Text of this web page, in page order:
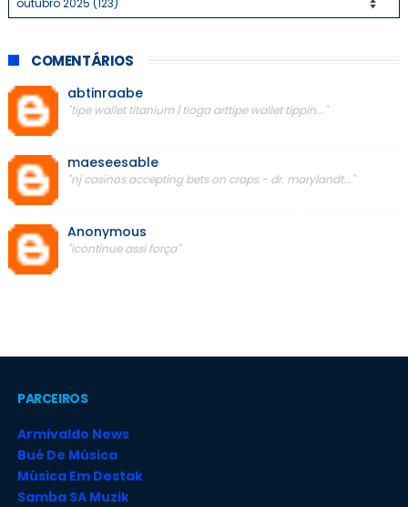
COMENTÁRIOS
abtinraabe
"tipe wallet titanium | tioga arttipe wallet tippin..."
maeseesable
"nj casinos accepting bets on craps - dr. marylandt..."
Anonymous
"icontinue assi força"
PARCEIROS
Armivaldo News
Bué De Música
Música Em Destak
Samba SA Muzik